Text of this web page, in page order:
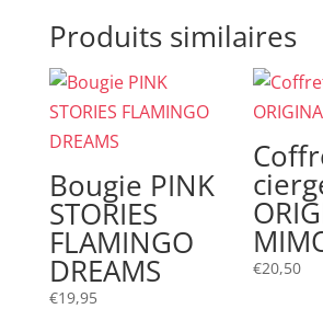
Produits similaires
Bougie PINK
STORIES
FLAMINGO
DREAMS
€19,95
€20,50